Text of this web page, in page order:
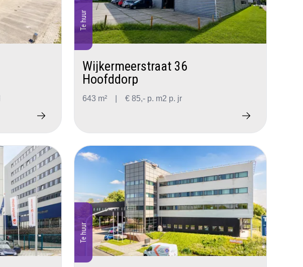
Te huur
Wijkermeerstraat 36
Hoofddorp
643 m² € 85,- p. m2 p. jr
Te huur